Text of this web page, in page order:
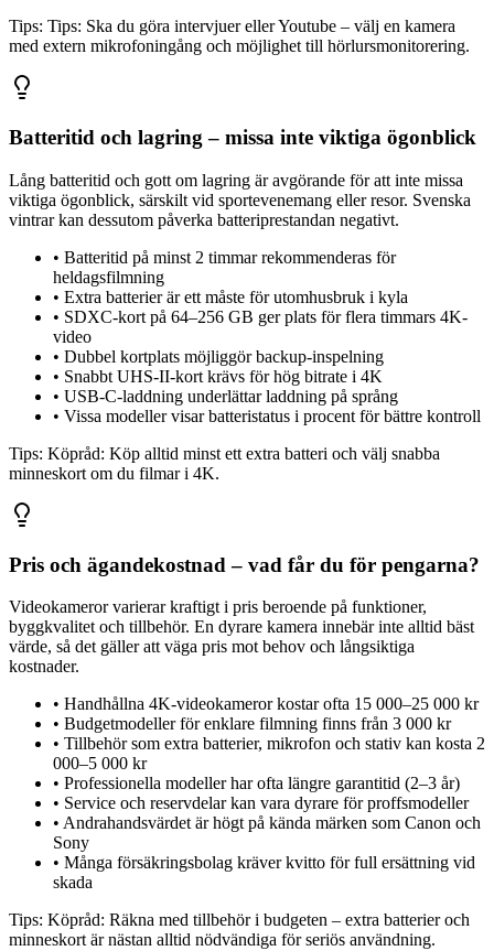
Tips: Tips: Ska du göra intervjuer eller Youtube – välj en kamera
med extern mikrofoningång och möjlighet till hörlursmonitorering.
Batteritid och lagring – missa inte viktiga ögonblick
Lång batteritid och gott om lagring är avgörande för att inte missa
viktiga ögonblick, särskilt vid sportevenemang eller resor. Svenska
vintrar kan dessutom påverka batteriprestandan negativt.
• Batteritid på minst 2 timmar rekommenderas för
heldagsfilmning
• Extra batterier är ett måste för utomhusbruk i kyla
• SDXC-kort på 64–256 GB ger plats för flera timmars 4K-
video
• Dubbel kortplats möjliggör backup-inspelning
• Snabbt UHS-II-kort krävs för hög bitrate i 4K
• USB-C-laddning underlättar laddning på språng
• Vissa modeller visar batteristatus i procent för bättre kontroll
Tips: Köpråd: Köp alltid minst ett extra batteri och välj snabba
minneskort om du filmar i 4K.
Pris och ägandekostnad – vad får du för pengarna?
Videokameror varierar kraftigt i pris beroende på funktioner,
byggkvalitet och tillbehör. En dyrare kamera innebär inte alltid bäst
värde, så det gäller att väga pris mot behov och långsiktiga
kostnader.
• Handhållna 4K-videokameror kostar ofta 15 000–25 000 kr
• Budgetmodeller för enklare filmning finns från 3 000 kr
• Tillbehör som extra batterier, mikrofon och stativ kan kosta 2
000–5 000 kr
• Professionella modeller har ofta längre garantitid (2–3 år)
• Service och reservdelar kan vara dyrare för proffsmodeller
• Andrahandsvärdet är högt på kända märken som Canon och
Sony
• Många försäkringsbolag kräver kvitto för full ersättning vid
skada
Tips: Köpråd: Räkna med tillbehör i budgeten – extra batterier och
minneskort är nästan alltid nödvändiga för seriös användning.